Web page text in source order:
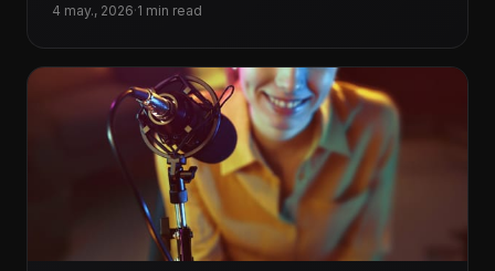
generan predicaciones, tiempos de
4 may., 2026·1 min read